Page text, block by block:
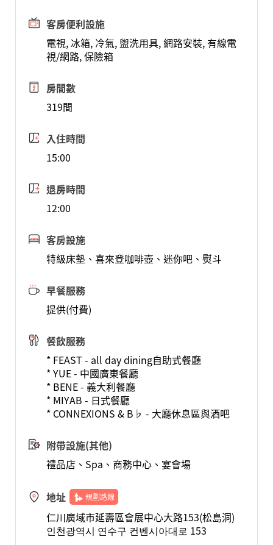
客房便利設施
電視, 冰箱, 冷氣, 盥洗用具, 網路安裝, 有線電
視/網路, 保險箱
房間數
319間
入住時間
15:00
退房時間
12:00
客房設施
特級床墊、喜來登咖啡壺、迷你吧、熨斗
早餐服務
提供(付費)
餐飲服務
* FEAST - all day dining自助式餐廳
* YUE - 中國廣東餐廳
* BENE - 義大利餐廳
* MIYAB - 日式餐廳
* CONNEXIONS & B♭ - 大廳休息區與酒吧
附帶設施(其他)
禮品店、Spa、商務中心、宴會場
地址 規劃路線
仁川廣域市延壽區會展中心大路153(松島洞)
인천광역시 연수구 컨벤시아대로 153